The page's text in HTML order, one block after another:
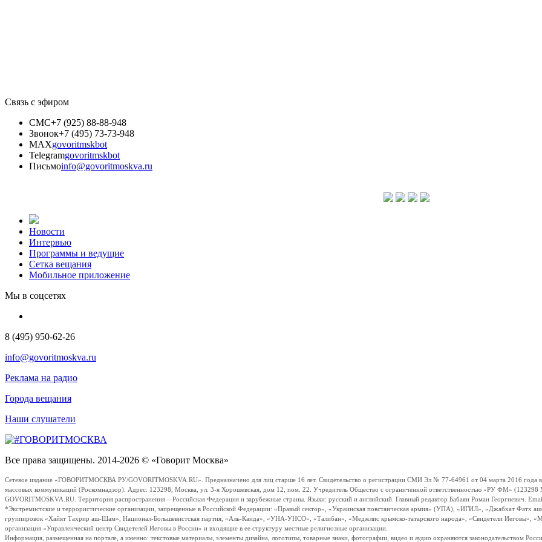
Связь с эфиром
СМС+7 (925) 88-88-948
Звонок+7 (495) 73-73-948
MAXgovoritmskbot
Telegramgovoritmskbot
Письмоinfo@govoritmoskva.ru
Новости
Интервью
Программы и ведущие
Сетка вещания
Мобильное приложение
Мы в соцсетях
8 (495) 950-62-26
info@govoritmoskva.ru
Реклама на радио
Города вещания
Наши слушатели
Все права защищены. 2014-2026 © «Говорит Москва»
Сетевое издание «ГОВОРИТМОСКВА.РУ/GOVORITMOSKVA.RU». Предназначено для лиц старше 16 лет. Свидетельство о регистрации СМИ Эл № 77-64961 от 04 марта 2016 года
массовых коммуникаций (Роскомнадзор). Адрес: 123298, Москва, ул. 3-я Хорошевская, дом 12, пом. 22. Учредитель Общество с ограниченной ответственностью «РУ ФМ»
GOVORITMOSKVA.RU. Территория распространения – Российская Федерация и зарубежные страны. Языки: русский и английский. Главный редактор Бабаян Роман Георгиевич.
*Экстремистские и террористические организации, запрещенные в Российской Федерации: «Правый сектор», «Украинская повстанческая армия» (УПА), «ИГИЛ», «Джабхат
группировок «Хайят Тахрир аш-Шам», Национал-Большевистская партия, «Аль-Каида», «УНА-УНСО», «Талибан», «Меджлис крымско-татарского народа», «Свидетели Иеговы»,
организация «Управленческий центр Свидетелей Иеговы в России» и входящие в ее структуру местные религиозные организации.
Информация, размещенная на портале, а именно: текстовые материалы, элементы дизайна, логотипы, товарные знаки, фотографии, видео и аудио охраняются законодательством